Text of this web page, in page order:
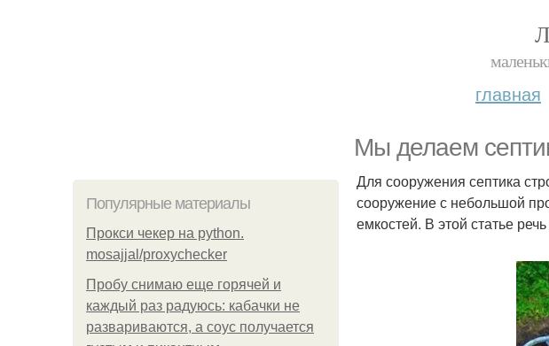
главная
Мы делаем
Популярные материалы
Прокси чекер на python.
mosajjal/proxychecker
Пробу снимаю еще горячей и
каждый раз радуюсь: кабачки не
развариваются, а соус получается
Для сооружения септика
сооружение с небольшой
емкостей. В этой статье